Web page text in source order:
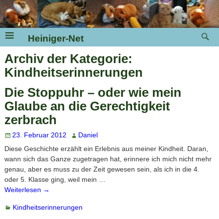
Heiniger-Net
Archiv der Kategorie:
Kindheitserinnerungen
Die Stoppuhr – oder wie mein
Glaube an die Gerechtigkeit
zerbrach
23. Februar 2012
Daniel
Diese Geschichte erzählt ein Erlebnis aus meiner Kindheit. Daran,
wann sich das Ganze zugetragen hat, erinnere ich mich nicht mehr
genau, aber es muss zu der Zeit gewesen sein, als ich in die 4.
oder 5. Klasse ging, weil mein
Weiterlesen →
Kindheitserinnerungen